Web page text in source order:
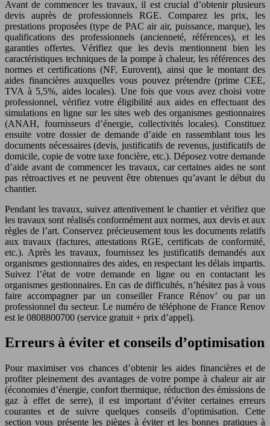
Avant de commencer les travaux, il est crucial d’obtenir plusieurs
devis auprès de professionnels RGE. Comparez les prix, les
prestations proposées (type de PAC air air, puissance, marque), les
qualifications des professionnels (ancienneté, références), et les
garanties offertes. Vérifiez que les devis mentionnent bien les
caractéristiques techniques de la pompe à chaleur, les références des
normes et certifications (NF, Eurovent), ainsi que le montant des
aides financières auxquelles vous pouvez prétendre (prime CEE,
TVA à 5,5%, aides locales). Une fois que vous avez choisi votre
professionnel, vérifiez votre éligibilité aux aides en effectuant des
simulations en ligne sur les sites web des organismes gestionnaires
(ANAH, fournisseurs d’énergie, collectivités locales). Constituez
ensuite votre dossier de demande d’aide en rassemblant tous les
documents nécessaires (devis, justificatifs de revenus, justificatifs de
domicile, copie de votre taxe foncière, etc.). Déposez votre demande
d’aide avant de commencer les travaux, car certaines aides ne sont
pas rétroactives et ne peuvent être obtenues qu’avant le début du
chantier.
Pendant les travaux, suivez attentivement le chantier et vérifiez que
les travaux sont réalisés conformément aux normes, aux devis et aux
règles de l’art. Conservez précieusement tous les documents relatifs
aux travaux (factures, attestations RGE, certificats de conformité,
etc.). Après les travaux, fournissez les justificatifs demandés aux
organismes gestionnaires des aides, en respectant les délais impartis.
Suivez l’état de votre demande en ligne ou en contactant les
organismes gestionnaires. En cas de difficultés, n’hésitez pas à vous
faire accompagner par un conseiller France Rénov’ ou par un
professionnel du secteur. Le numéro de téléphone de France Renov
est le 0808800700 (service gratuit + prix d’appel).
Erreurs à éviter et conseils d’optimisation
Pour maximiser vos chances d’obtenir les aides financières et de
profiter pleinement des avantages de votre pompe à chaleur air air
(économies d’énergie, confort thermique, réduction des émissions de
gaz à effet de serre), il est important d’éviter certaines erreurs
courantes et de suivre quelques conseils d’optimisation. Cette
section vous présente les pièges à éviter et les bonnes pratiques à